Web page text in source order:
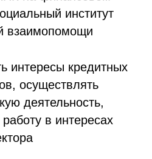
институт
взаимопомощи
интересы кредитных
осуществлять
деятельность,
в интересах